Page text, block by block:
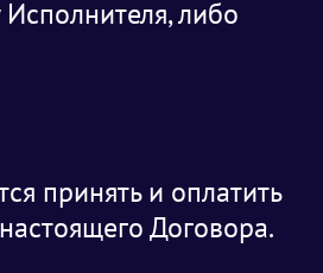
либо
принять и оплатить
Договора.